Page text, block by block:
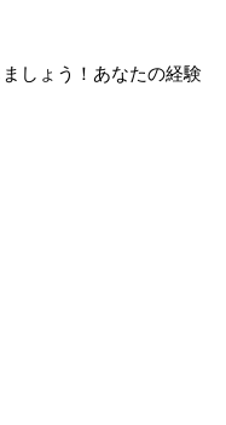
しょう！あなたの経験